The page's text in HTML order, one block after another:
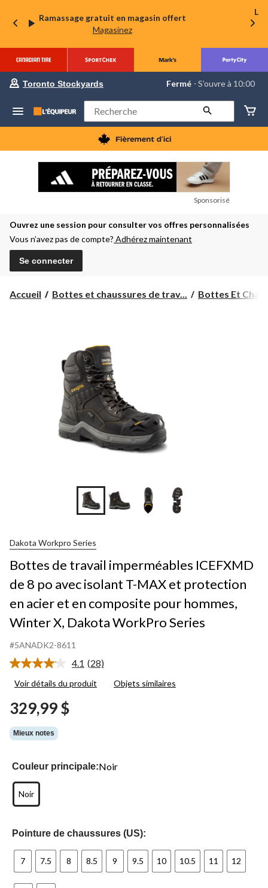
Ramassage gratuit en magasin offert
Magasinez
La
préféré
Toronto
Stockyards,
courament
Fermé,
à
à
10:00
Toronto Stockyards Fermé ⋅ S’ouvre à 10:00
Rechercher
Sponsorisé
Ouvrez une session pour consulter vos offres personnalisées
Vous n’avez pas de compte? Adhérez maintenant
Se connecter
Accueil Bottes et chaussures de trav... Bottes Et
+1
Dakota Workpro Series
Bottes de travail imperméables ICEFXMD
de 8 po avec isolant T-MAX et protection
en acier et en composite pour hommes,
Winter X, Dakota WorkPro Series
#5ANADK2-8611
4.1 Lire
28
(28)
Voir détails du produit Objets similaires
329,99 $
Mieux notes
Couleur principale:Noir
Noir
Pointure de chaussures (US):
7 7.5 8 8.5 9 9.5 10 10.5 11 12